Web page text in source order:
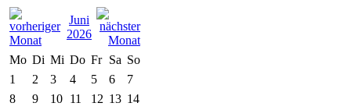
Juni
2026
Mo Di Mi Do Fr Sa So
1
2 3 4 5 6
7
8
9 10 11 12 13 14